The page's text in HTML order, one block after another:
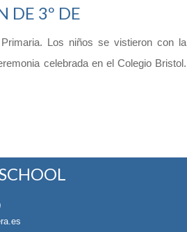
DE 3º DE
Los niños se vistieron con la
celebrada en el Colegio Bristol.